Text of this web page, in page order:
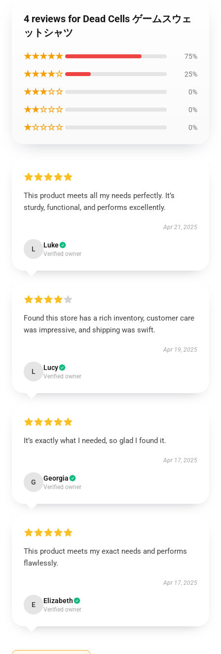
4 reviews for Dead Cells ゲームスウェ
ットシャツ
★★★★★ 75%
★★★★☆ 25%
★★★☆☆ 0%
★★☆☆☆ 0%
★☆☆☆☆ 0%
This product meets all my needs perfectly. It’s
sturdy, functional, and performs excellently.
Apr 21, 2025
L Luke
Verified owner
Found this store has a rich inventory, customer care
was impressive, and shipping was swift.
Apr 19, 2025
L Lucy
Verified owner
It’s exactly what I needed, so glad I found it.
Apr 17, 2025
G Georgia
Verified owner
This product meets my exact needs and performs
flawlessly.
Apr 17, 2025
E Elizabeth
Verified owner